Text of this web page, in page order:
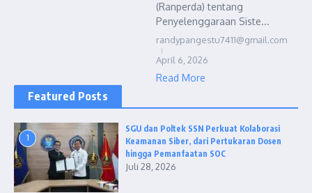
(Ranperda) tentang
Penyelenggaraan Siste...
randypangestu7411@gmail.com
April 6, 2026
Read More
Featured Posts
1
SGU dan Poltek SSN Perkuat Kolaborasi
Keamanan Siber, dari Pertukaran Dosen
hingga Pemanfaatan SOC
Juli 28, 2026